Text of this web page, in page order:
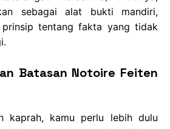
sebagai alat bukti mandiri,
prinsip tentang fakta yang tidak
Batasan Notoire Feiten
kaprah, kamu perlu lebih dulu